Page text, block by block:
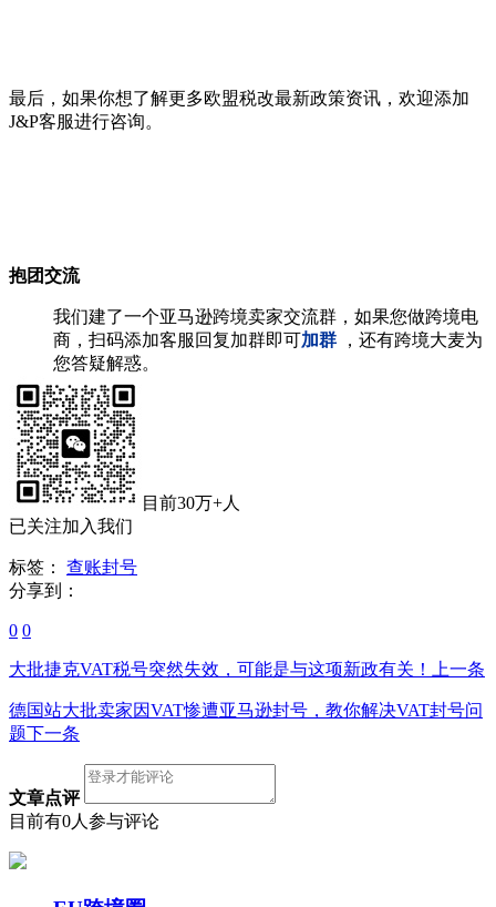
最后，如果你想了解更多欧盟税改最新政策资讯，欢迎添加
J&P客服进行咨询。
抱团交流
我们建了一个亚马逊跨境卖家交流群，如果您做跨境电
商，扫码添加客服回复加群即可加群
，还有跨境大麦为
您答疑解惑。
目前30万+人
已关注加入我们
标签：
查账封号
分享到：
0 0
大批捷克VAT税号突然失效，可能是与这项新政有关！ 上一条
德国站大批卖家因VAT惨遭亚马逊封号，教你解决VAT封号问
题下一条
文章点评
目前有0人参与评论